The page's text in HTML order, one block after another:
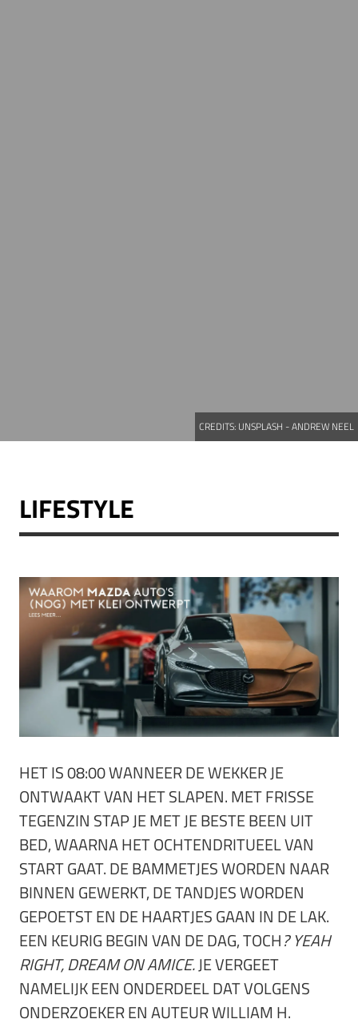
CREDITS: UNSPLASH - ANDREW NEEL
LIFESTYLE
HET IS 08:00 WANNEER DE WEKKER JE
ONTWAAKT VAN HET SLAPEN. MET FRISSE
TEGENZIN STAP JE MET JE BESTE BEEN UIT
BED, WAARNA HET OCHTENDRITUEEL VAN
START GAAT. DE BAMMETJES WORDEN NAAR
BINNEN GEWERKT, DE TANDJES WORDEN
GEPOETST EN DE HAARTJES GAAN IN DE LAK.
EEN KEURIG BEGIN VAN DE DAG, TOCH? YEAH
RIGHT, DREAM ON AMICE.JE VERGEET
NAMELIJK EEN ONDERDEEL DAT VOLGENS
ONDERZOEKER EN AUTEUR WILLIAM H.